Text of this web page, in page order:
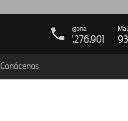
977.276.901
Malgrat de Mar
93.159.61.21
Conócenos